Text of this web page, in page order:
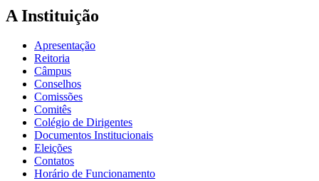
A Instituição
Apresentação
Reitoria
Câmpus
Conselhos
Comissões
Comitês
Colégio de Dirigentes
Documentos Institucionais
Eleições
Contatos
Horário de Funcionamento